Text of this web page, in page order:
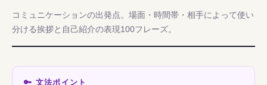
コミュニケーションの出発点。場面・時間帯・相手によって使い
分ける挨拶と自己紹介の表現100フレーズ。
🔑 文法ポイント